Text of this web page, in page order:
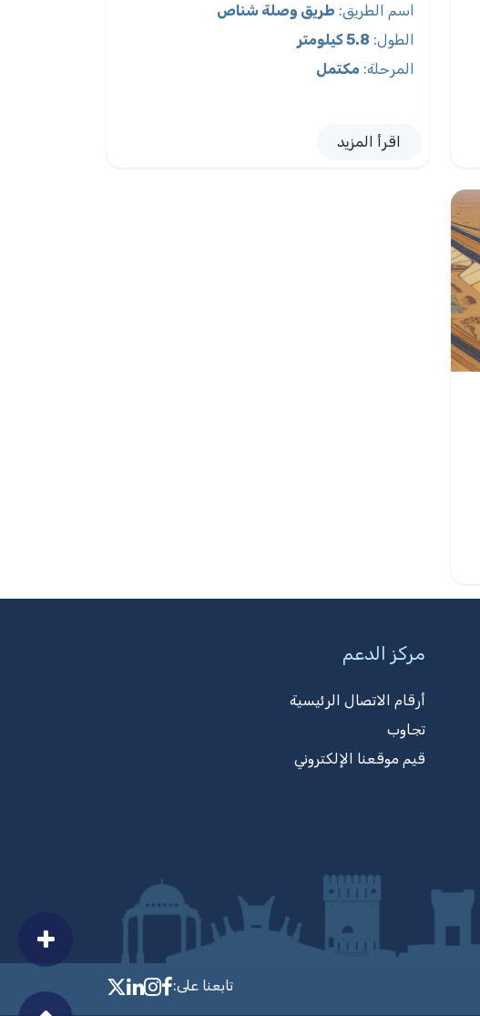
اسم الطريق: طريق وصلة شناص
الطول: 5.8 كيلومتر
المرحلة: مكتمل
اقرأ المزيد
مركز الدعم
أرقام الاتصال الرئيسية
تجاوب
قيم موقعنا الإلكتروني
تابعنا على: MTCIT on Facebook
MTCIT on Instagram
MTCIT on LinkedIn